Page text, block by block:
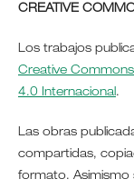
CREATIVE
Los trabajos
Creative
4.0 Internacional.
Las obras
compartidas,
formato. Asimismo